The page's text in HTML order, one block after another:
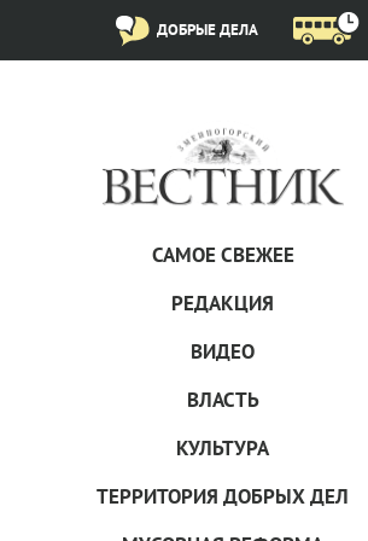
ДОБРЫЕ ДЕЛА
САМОЕ СВЕЖЕЕ
РЕДАКЦИЯ
ВИДЕО
ВЛАСТЬ
КУЛЬТУРА
ТЕРРИТОРИЯ ДОБРЫХ ДЕЛ